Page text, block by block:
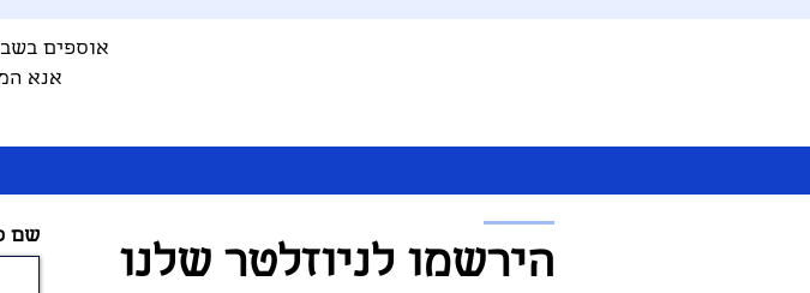
אוספים
אנא
שם
הירשמו לניוזלטר שלנו